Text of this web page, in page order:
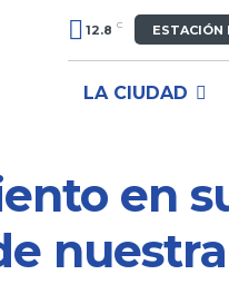
12.8 C ESTACIÓN
LA CIUDAD
en